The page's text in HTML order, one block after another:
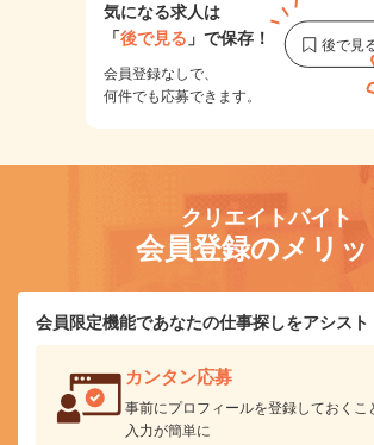
気になる求人は
「後で見る 」で保存！
会員登録なしで、
何件でも応募できます。
クリエイトバイト
会員登録のメリッ
会員限定機能であなたの仕事探しをアシスト
カンタン応募
事前にプロフィールを登録しておくこ
入力が簡単に